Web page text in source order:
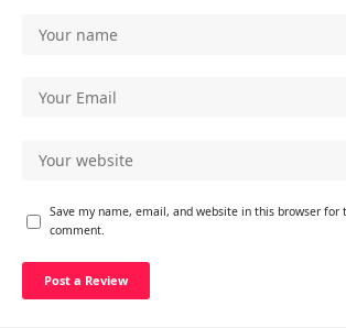
Save my name, email, and website in this browser
comment.